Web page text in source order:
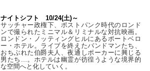
ナイトシフト 10/24(土)～
サッチャー政権下、ポストパンク時代のロンド
ンで撮られたミニマル＆リミナルな対抗映画。
ロンドン・ノッティングヒルにあるポートベロ
ー・ホテル。ライブを終えたバンドマンたち、
おちぶれた伯爵夫人、夜通しポーカーに興じる
男たち…。ホテルは幽霊が彷徨うような境界的
な空間へと化していく。